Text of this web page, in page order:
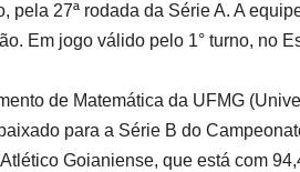
pela 27ª rodada da Série A. A
Em jogo válido pelo 1° turno, no
de Matemática da UFMG
para a Série B do
Goianiense, que está com